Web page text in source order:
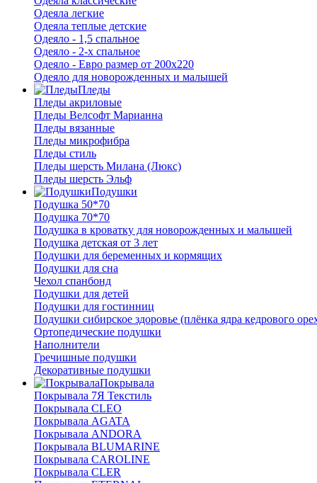
Одеяла легкие
Одеяла теплые детские
Одеяло - 1,5 спальное
Одеяло - 2-х спальное
Одеяло - Евро размер от 200х220
Одеяло для новорожденных и малышей
Пледы
Пледы акриловые
Пледы Велсофт Марианна
Пледы вязанные
Пледы микрофибра
Пледы стиль
Пледы шерсть Милана (Люкс)
Пледы шерсть Эльф
Подушки
Подушка 50*70
Подушка 70*70
Подушка в кроватку для новорожденных и малышей
Подушка детская от 3 лет
Подушки для беременных и кормящих
Подушки для сна
Чехол спанбонд
Подушки для детей
Подушки для гостинниц
Подушки сибирское здоровье (плёнка ядра кедрового
Ортопедические подушки
Наполнители
Гречишные подушки
Декоративные подушки
Покрывала
Покрывала 7Я Текстиль
Покрывала CLEO
Покрывала AGATA
Покрывала ANDORA
Покрывала BLUMARINE
Покрывала CAROLINE
Покрывала CLER